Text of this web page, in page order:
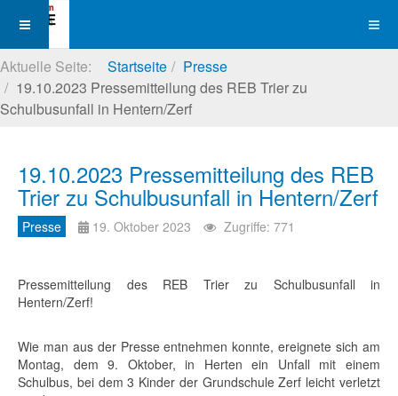
Aktuelle Seite: Startseite
Presse
19.10.2023 Pressemitteilung des REB Trier zu
Schulbusunfall in Hentern/Zerf
19.10.2023 Pressemitteilung des REB
Trier zu Schulbusunfall in Hentern/Zerf
Presse 19. Oktober 2023 Zugriffe: 771
Pressemitteilung des REB Trier zu Schulbusunfall in
Hentern/Zerf!
Wie man aus der Presse entnehmen konnte, ereignete sich am
Montag, dem 9. Oktober, in Herten ein Unfall mit einem
Schulbus, bei dem 3 Kinder der Grundschule Zerf leicht verletzt